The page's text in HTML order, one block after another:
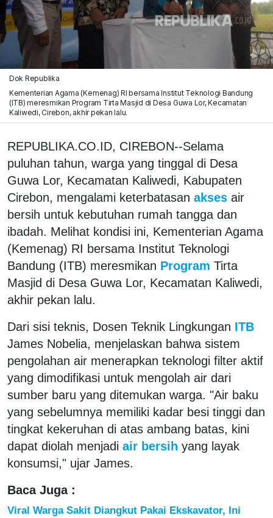
Dok Republika
Kementerian Agama (Kemenag) RI bersama Institut Teknologi Bandung
(ITB) meresmikan Program Tirta Masjid di Desa Guwa Lor, Kecamatan
Kaliwedi, Cirebon, akhir pekan lalu.
REPUBLIKA.CO.ID, CIREBON--Selama
puluhan tahun, warga yang tinggal di Desa
Guwa Lor, Kecamatan Kaliwedi, Kabupaten
Cirebon, mengalami keterbatasan akses air
bersih untuk kebutuhan rumah tangga dan
ibadah. Melihat kondisi ini, Kementerian Agama
(Kemenag) RI bersama Institut Teknologi
Bandung (ITB) meresmikan Program Tirta
Masjid di Desa Guwa Lor, Kecamatan Kaliwedi,
akhir pekan lalu.
Dari sisi teknis, Dosen Teknik Lingkungan ITB
James Nobelia, menjelaskan bahwa sistem
pengolahan air menerapkan teknologi filter aktif
yang dimodifikasi untuk mengolah air dari
sumber baru yang ditemukan warga. "Air baku
yang sebelumnya memiliki kadar besi tinggi dan
tingkat kekeruhan di atas ambang batas, kini
dapat diolah menjadi air bersih yang layak
konsumsi," ujar James.
Baca Juga :
Viral Warga Sakit Diangkut Pakai Ekskavator, Ini